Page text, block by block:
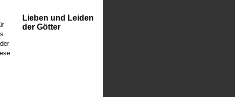
Lieben und Leiden
der Götter